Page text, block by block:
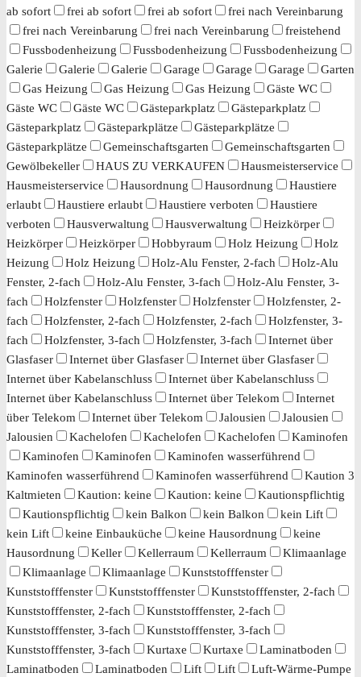
ab sofort
frei ab sofort frei ab sofort
frei nach Vereinbarung
frei nach Vereinbarung
frei nach Vereinbarung
freistehend
Fussbodenheizung
Fussbodenheizung
Fussbodenheizung
Galerie
Galerie Galerie Garage Garage Garage
Garten
Gas Heizung
Gas Heizung Gas Heizung
Gäste WC
Gäste WC
Gäste WC Gästeparkplatz
Gästeparkplatz
Gästeparkplatz
Gästeparkplätze
Gästeparkplätze
Gästeparkplätze
Gemeinschaftsgarten
Gemeinschaftsgarten
Gewölbekeller
HAUS ZU VERKAUFEN
Hausmeisterservice
Hausmeisterservice
Hausordnung Hausordnung
Haustiere
erlaubt
Haustiere erlaubt Haustiere verboten
Haustiere
verboten
Hausverwaltung Hausverwaltung
Heizkörper
Heizkörper
Heizkörper Hobbyraum Holz Heizung
Holz
Heizung
Holz Heizung Holz-Alu Fenster, 2-fach
Holz-Alu
Fenster, 2-fach
Holz-Alu Fenster, 3-fach
Holz-Alu Fenster, 3-
fach
Holzfenster Holzfenster Holzfenster
Holzfenster, 2-
fach
Holzfenster, 2-fach Holzfenster, 2-fach
Holzfenster, 3-
fach
Holzfenster, 3-fach Holzfenster, 3-fach
Internet über
Glasfaser
Internet über Glasfaser
Internet über Glasfaser
Internet über Kabelanschluss
Internet über Kabelanschluss
Internet über Kabelanschluss
Internet über Telekom
Internet
über Telekom
Internet über Telekom Jalousien
Jalousien
Jalousien
Kachelofen Kachelofen Kachelofen
Kaminofen
Kaminofen
Kaminofen
Kaminofen wasserführend
Kaminofen wasserführend
Kaminofen wasserführend
Kaution 3
Kaltmieten
Kaution: keine Kaution: keine
Kautionspflichtig
Kautionspflichtig
kein Balkon kein Balkon
kein Lift
kein Lift
keine Einbauküche keine Hausordnung
keine
Hausordnung
Keller Kellerraum Kellerraum
Klimaanlage
Klimaanlage
Klimaanlage
Kunststofffenster
Kunststofffenster
Kunststofffenster
Kunststofffenster, 2-fach
Kunststofffenster, 2-fach
Kunststofffenster, 2-fach
Kunststofffenster, 3-fach
Kunststofffenster, 3-fach
Kunststofffenster, 3-fach
Kurtaxe Kurtaxe
Laminatboden
Laminatboden
Laminatboden Lift Lift
Luft-Wärme-Pumpe